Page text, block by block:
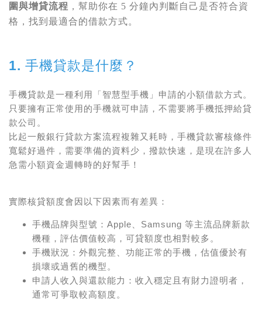
圍與增貸流程 ，幫助你在 5 分鐘內判斷自己是否符合資
格，找到最適合的借款方式。
1. 手機貸款是什麼？
手機貸款是一種利用「智慧型手機」申請的小額借款方式。
只要擁有正常使用的手機就可申請，不需要將手機抵押給貸
款公司。
比起一般銀行貸款方案流程複雜又耗時，手機貸款審核條件
寬鬆好過件，需要準備的資料少，撥款快速，是現在許多人
急需小額資金週轉時的好幫手！
實際核貸額度會因以下因素而有差異：
手機品牌與型號 ：Apple、Samsung 等主流品牌新款
機種，評估價值較高，可貸額度也相對較多。
手機狀況 ：外觀完整、功能正常的手機，估值優於有
損壞或過舊的機型。
申請人收入與還款能力 ：收入穩定且有財力證明者，
通常可爭取較高額度。